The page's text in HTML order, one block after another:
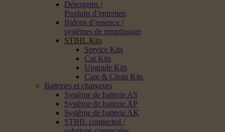
Détergents /
Produits d’entretien
Bidons d’essence /
systèmes de remplissage
STIHL Kits
Service Kits
Cut Kits
Upgrade Kits
Care & Clean Kits
Batteries et chargeurs
Système de batterie AS
Système de batterie AP
Système de batterie AK
STIHL connected /